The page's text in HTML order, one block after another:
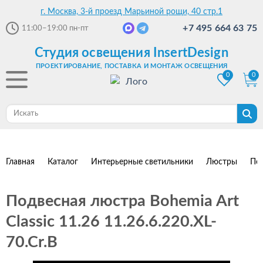
г. Москва, 3-й проезд Марьиной рощи, 40 стр.1
11:00–19:00 пн-пт +7 495 664 63 75
Студия освещения InsertDesign
ПРОЕКТИРОВАНИЕ, ПОСТАВКА И МОНТАЖ ОСВЕЩЕНИЯ
0
0
Главная Каталог Интерьерные светильники Люстры
Подвесная люстра Bohemia Art
Classic 11.26 11.26.6.220.XL-
70.Cr.B